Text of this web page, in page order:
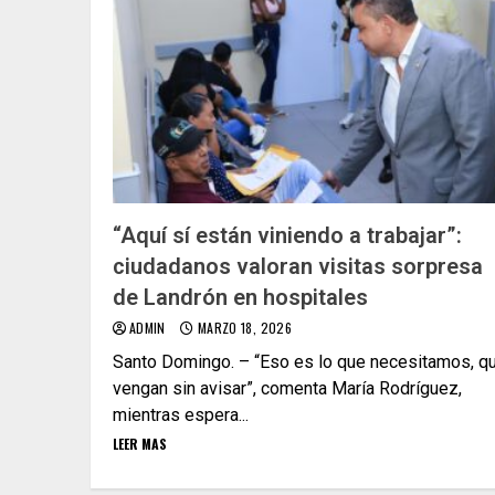
“Aquí sí están viniendo a trabajar”:
ciudadanos valoran visitas sorpresa
de Landrón en hospitales
ADMIN MARZO 18, 2026
Santo Domingo. – “Eso es lo que necesitamos,
vengan sin avisar”, comenta María Rodríguez,
mientras espera...
LEER MAS